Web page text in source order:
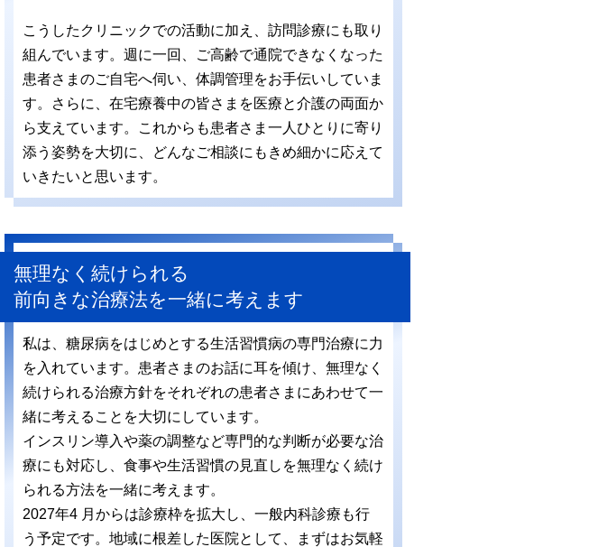
こうしたクリニックでの活動に加え、訪問診療にも取り
組んでいます。週に一回、ご高齢で通院できなくなった
患者さまのご自宅へ伺い、体調管理をお手伝いしていま
す。さらに、在宅療養中の皆さまを医療と介護の両面か
ら支えています。これからも患者さま一人ひとりに寄り
添う姿勢を大切に、どんなご相談にもきめ細かに応えて
いきたいと思います。
無理なく続けられる
前向きな治療法を一緒に考えます
私は、糖尿病をはじめとする生活習慣病の専門治療に力
を入れています。患者さまのお話に耳を傾け、無理なく
続けられる治療方針をそれぞれの患者さまにあわせて一
緒に考えることを大切にしています。
インスリン導入や薬の調整など専門的な判断が必要な治
療にも対応し、食事や生活習慣の見直しを無理なく続け
られる方法を一緒に考えます。
2027年4 月からは診療枠を拡大し、一般内科診療も行
う予定です。地域に根差した医院として、まずはお気軽